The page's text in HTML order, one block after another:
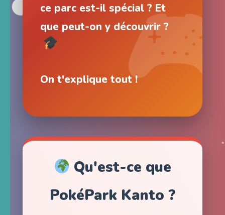
ce parc est-il spécial ? Et
que peut-on y découvrir ?
On t'explique tout !
Qu'est-ce que
PokéPark Kanto ?